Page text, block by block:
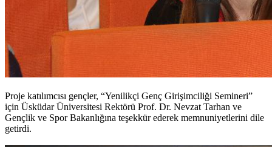
Proje katılımcısı gençler, “Yenilikçi Genç Girişimciliği Semineri”
için Üsküdar Üniversitesi Rektörü Prof. Dr. Nevzat Tarhan ve
Gençlik ve Spor Bakanlığına teşekkür ederek memnuniyetlerini dile
getirdi.